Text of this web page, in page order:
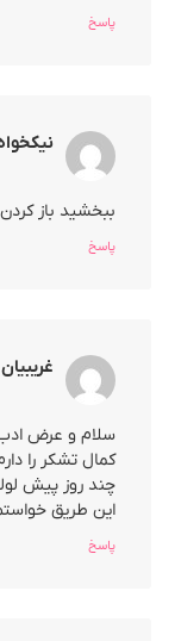
پاسخ
نیکخواه
ببخشید باز کردن
پاسخ
غریبیان
سلام و عرض ادب
کمال تشکر را دارم.
چند روز پیش لوله
این طریق خواستم
پاسخ